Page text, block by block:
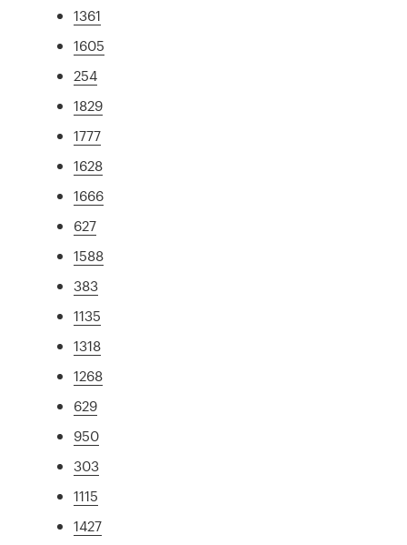
1361
1605
254
1829
1777
1628
1666
627
1588
383
1135
1318
1268
629
950
303
1115
1427